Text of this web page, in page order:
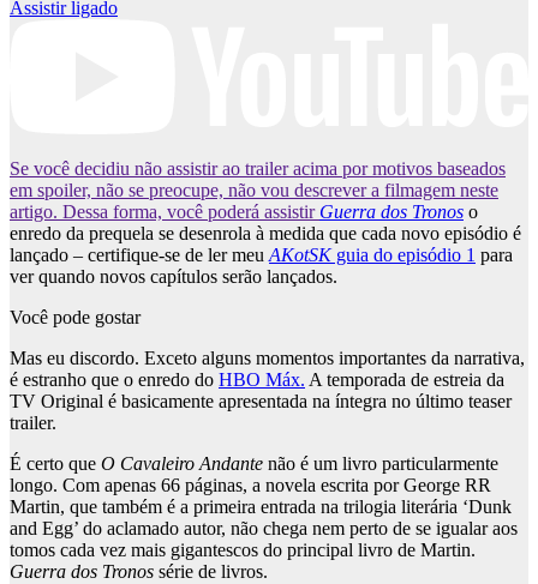
Assistir ligado
Se você decidiu não assistir ao trailer acima por motivos baseados
em spoiler, não se preocupe, não vou descrever a filmagem neste
artigo. Dessa forma, você poderá assistir Guerra dos Tronos o
enredo da prequela se desenrola à medida que cada novo episódio é
lançado – certifique-se de ler meu AKotSKguia do episódio 1 para
ver quando novos capítulos serão lançados.
Você pode gostar
Mas eu discordo. Exceto alguns momentos importantes da narrativa,
é estranho que o enredo do HBO Máx. A temporada de estreia da
TV Original é basicamente apresentada na íntegra no último teaser
trailer.
É certo que O Cavaleiro Andante não é um livro particularmente
longo. Com apenas 66 páginas, a novela escrita por George RR
Martin, que também é a primeira entrada na trilogia literária ‘Dunk
and Egg’ do aclamado autor, não chega nem perto de se igualar aos
tomos cada vez mais gigantescos do principal livro de Martin.
Guerra dos Tronos série de livros.